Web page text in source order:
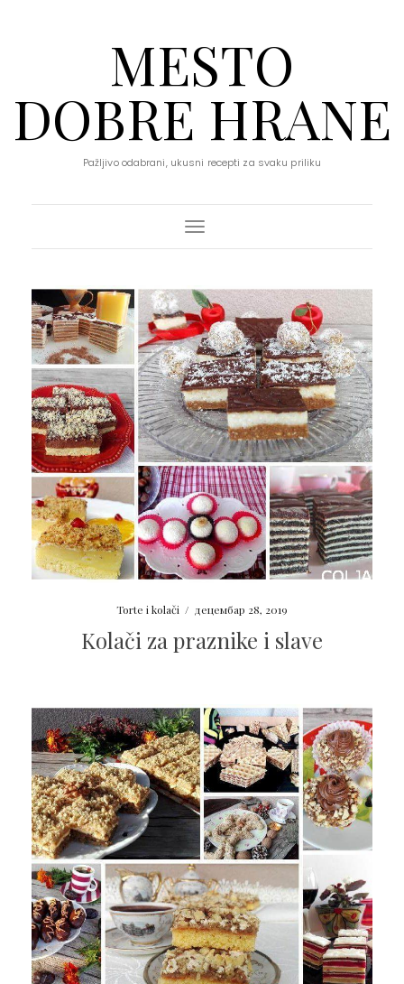
MESTO
DOBRE HRANE
Pažljivo odabrani, ukusni recepti za svaku priliku
Toggle Navigation
Torte i kolači / децембар 28, 2019
Kolači za praznike i slave